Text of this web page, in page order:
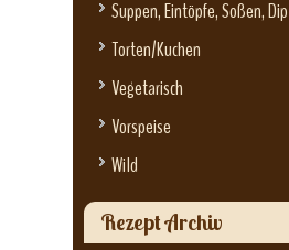
Suppen, Eintöpfe, Soßen, Dip
Torten/Kuchen
Vegetarisch
Vorspeise
Wild
Rezept Archiv